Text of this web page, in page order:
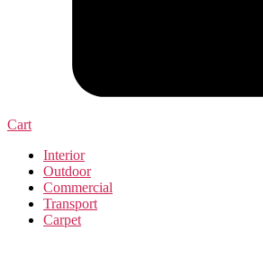
Cart
Interior
Outdoor
Commercial
Transport
Carpet